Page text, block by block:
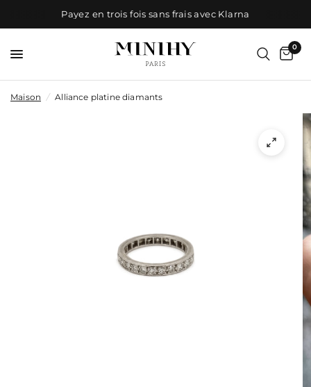
Payez en trois fois sans frais avec Klarna
0
Maison / Alliance platine diamants